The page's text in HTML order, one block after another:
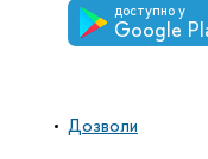
доступно у
Google
Дозволи